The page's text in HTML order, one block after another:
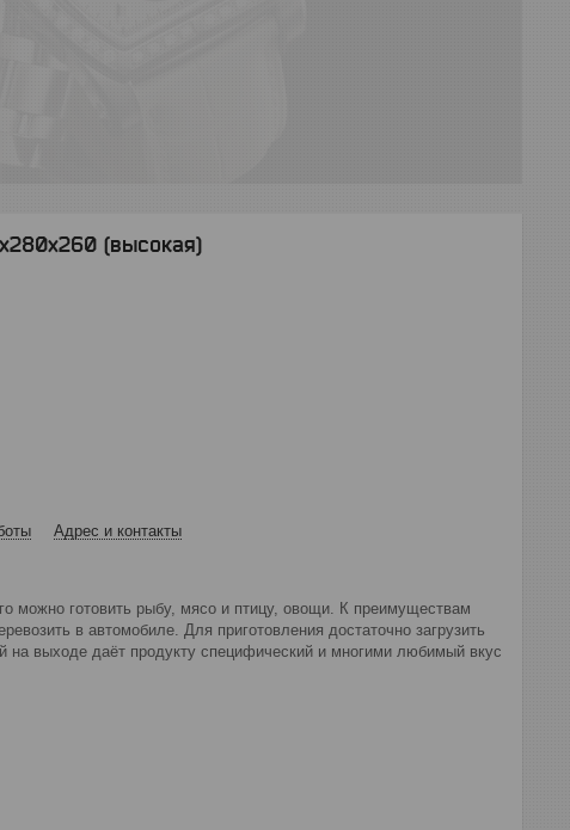
(высокая)
Адрес и контакты
можно готовить рыбу, мясо и птицу, овощи. К преимуществам
в автомобиле. Для приготовления достаточно загрузить
на выходе даёт продукту специфический и многими любимый вкус